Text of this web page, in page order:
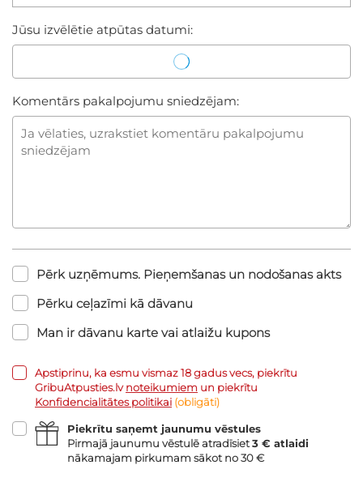
Jūsu izvēlētie atpūtas datumi:
Komentārs pakalpojumu sniedzējam:
Pērk uzņēmums. Pieņemšanas un nodošanas akts
Pērku ceļazīmi kā dāvanu
Man ir dāvanu karte vai atlaižu kupons
Apstiprinu, ka esmu vismaz 18 gadus vecs, piekrītu
GribuAtpusties.lvnoteikumiem un piekrītu
Konfidencialitātes politikai (obligāti)
Piekrītu saņemt jaunumu vēstules
Pirmajā jaunumu vēstulē atradīsiet3 € atlaidi
nākamajam pirkumam sākot no 30 €